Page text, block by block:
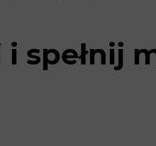
spełnij